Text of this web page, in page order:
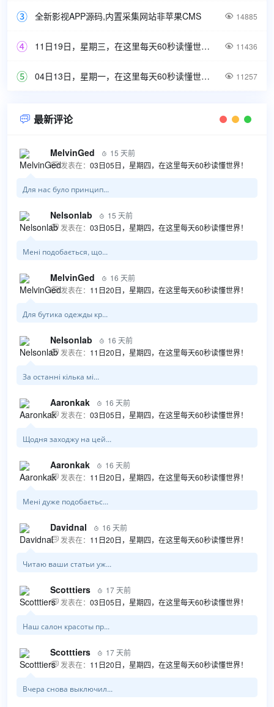
全新影视APP源码,内置采集网站非苹果CMS  14885
11日19日，星期三，在这里每天60秒读懂世界！  11436
04日13日，星期一，在这里每天60秒读懂世界！  11257
 最新评论
MelvinGed  15 天前
 发表在： 03日05日，星期四，在这里每天60秒读懂世界！
Для нас було принцип...
Nelsonlab  15 天前
 发表在： 03日05日，星期四，在这里每天60秒读懂世界！
Мені подобається, що...
MelvinGed  16 天前
 发表在： 11日20日，星期四，在这里每天60秒读懂世界！
Для бутика одежды кр...
Nelsonlab  16 天前
 发表在： 11日20日，星期四，在这里每天60秒读懂世界！
За останні кілька мі...
Aaronkak  16 天前
 发表在： 03日05日，星期四，在这里每天60秒读懂世界！
Щодня заходжу на цей...
Aaronkak  16 天前
 发表在： 11日20日，星期四，在这里每天60秒读懂世界！
Мені дуже подобаєтьс...
Davidnal  16 天前
 发表在： 11日20日，星期四，在这里每天60秒读懂世界！
Читаю ваши статьи уж...
Scotttiers  17 天前
 发表在： 03日05日，星期四，在这里每天60秒读懂世界！
Наш салон красоты пр...
Scotttiers  17 天前
 发表在： 11日20日，星期四，在这里每天60秒读懂世界！
Вчера снова выключил...